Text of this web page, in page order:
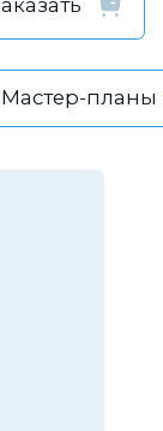
Мастер-планы